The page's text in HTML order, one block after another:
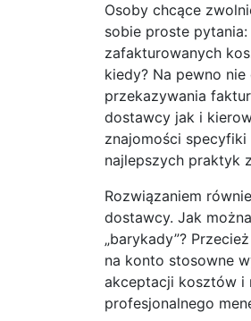
Osoby chcące
sobie proste
zafakturowanych
kiedy? Na pewno
przekazywania
dostawcy jak i
znajomości
najlepszych praktyk
Rozwiązaniem
dostawcy. Jak
„barykady”?
na konto stosowne
akceptacji kosztów i
profesjonalnego